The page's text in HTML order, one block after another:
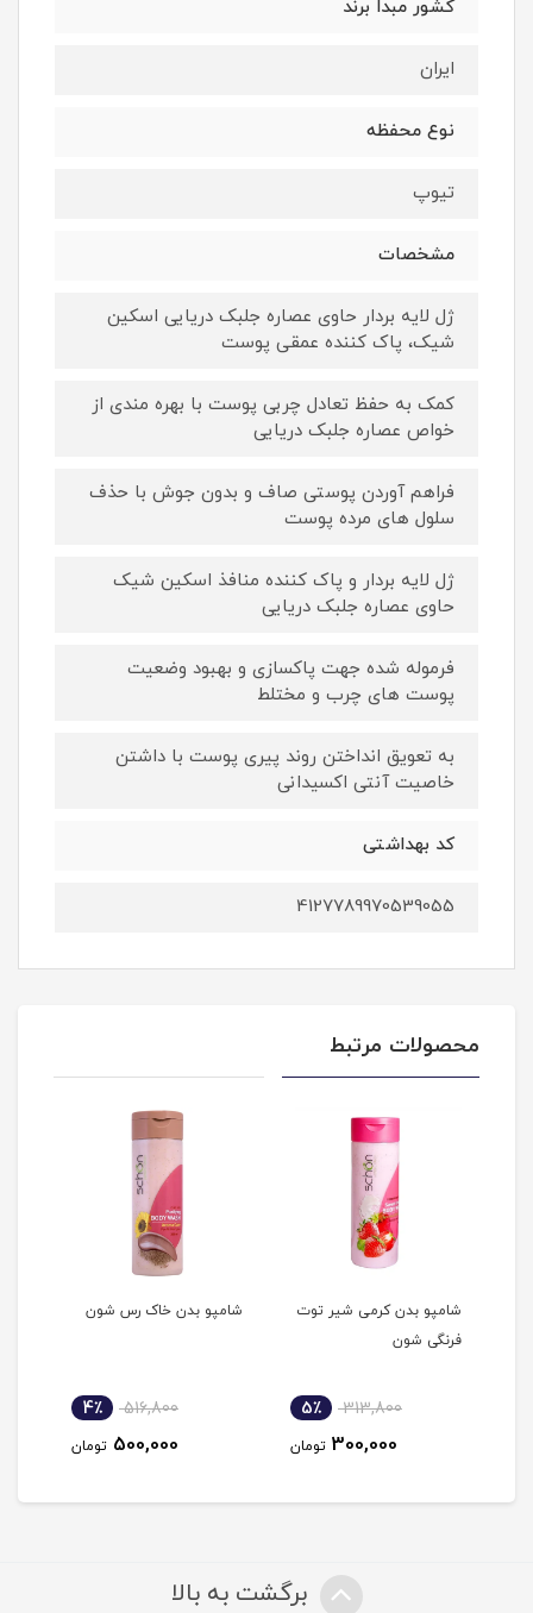
کشور مبدا برند
ایران
نوع محفظه
تیوپ
مشخصات
ژل لایه بردار حاوی عصاره جلبک دریایی اسکین
شیک، پاک کننده عمقی پوست
کمک به حفظ تعادل چربی پوست با بهره مندی از
خواص عصاره جلبک دریایی
فراهم آوردن پوستی صاف و بدون جوش با حذف
سلول های مرده پوست
ژل لایه بردار و پاک کننده منافذ اسکین شیک
حاوی عصاره جلبک دریایی
فرموله شده جهت پاکسازی و بهبود وضعیت
پوست های چرب و مختلط
به تعویق انداختن روند پیری پوست با داشتن
خاصیت آنتی اکسیدانی
کد بهداشتی
4127789970539055
محصولات مرتبط
شامپو بدن کرمی شیر توت
فرنگی شون
313,800 5٪
300,000 تومان
شامپو بدن خاک رس شون
516,800 4٪
500,000 تومان
برگشت به بالا